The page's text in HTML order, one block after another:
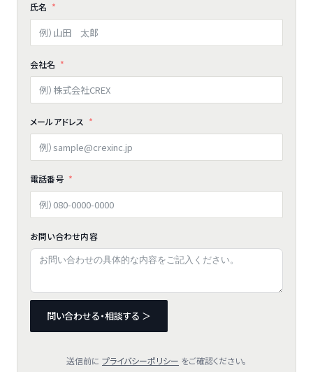
氏名
会社名
メールアドレス
電話番号
お問い合わせ内容
問い合わせる・相談する ＞
送信前に プライバシーポリシー をご確認ください。